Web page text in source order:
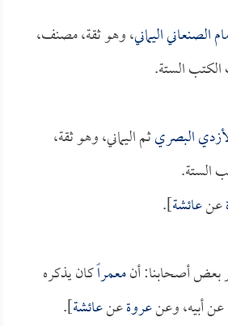
الصنعاني اليماني، وهو ثقة، مصنف،
الستة.
البصريثم اليماني، وهو ثقة،
الستة.
عنعائشة].
بعض أصحابنا: أنمعمراًكان يذكره
عن أبيه، وعنعروةعنعائشة].